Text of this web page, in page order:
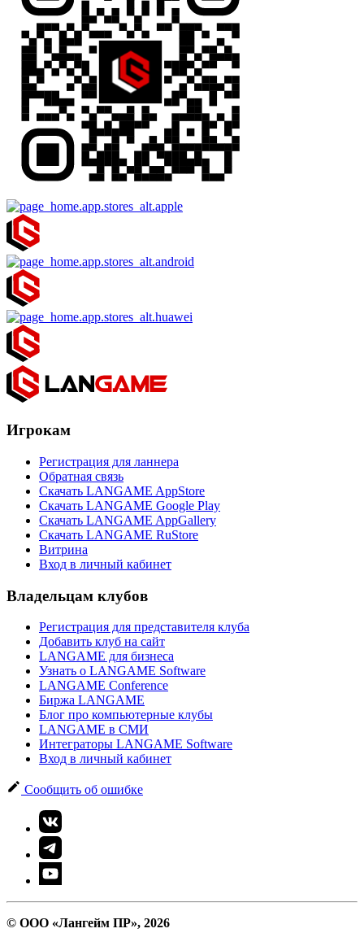
Игрокам
Регистрация для ланнера
Обратная связь
Скачать LANGAME AppStore
Скачать LANGAME Google Play
Скачать LANGAME AppGallery
Скачать LANGAME RuStore
Витрина
Вход в личный кабинет
Владельцам клубов
Регистрация для представителя клуба
Добавить клуб на сайт
LANGAME для бизнеса
Узнать о LANGAME Software
LANGAME Conference
Биржа LANGAME
Блог про компьютерные клубы
LANGAME в СМИ
Интеграторы LANGAME Software
Вход в личный кабинет
Сообщить об ошибке
© ООО «Лангейм ПР», 2026